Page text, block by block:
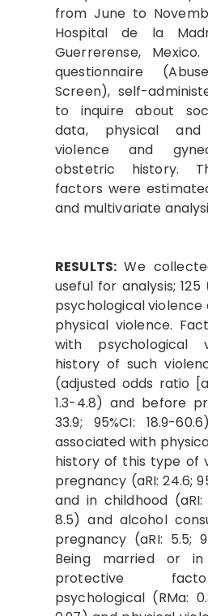
from June to
Hospital de la
Guerrerense,
questionnaire
Screen), self-
to inquire about
data, physical and
violence and
obstetric history.
factors were
and multivariate
RESULTS:We
useful for analysis;
psychological violence
physical violence.
with psychological
history of such
(adjusted odds ratio
1.3-4.8) and before
33.9; 95%CI: 18.9-
associated with
history of this type of
pregnancy (aRI: 24.6;
and in childhood (aRI:
8.5) and alcohol
pregnancy (aRI: 5.5;
Being married or
protective
psychological (RMa: